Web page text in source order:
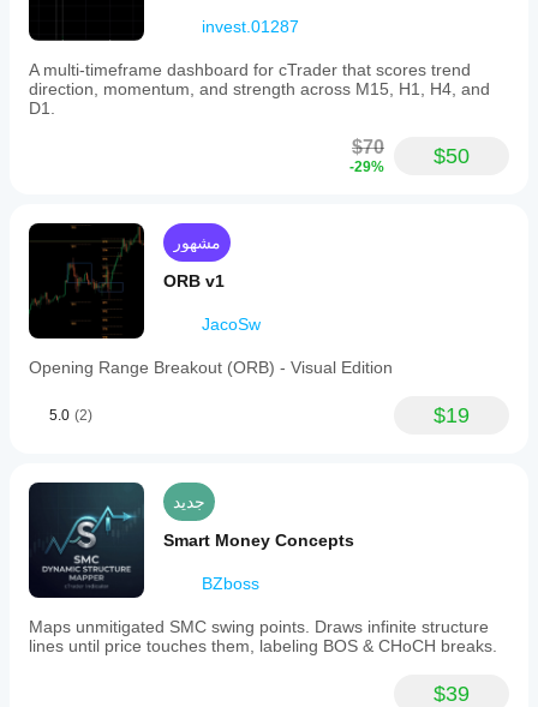
price
movements.
Traders
insight
micro
market
dynamics,
helping
to
trend
potential
phases.
particularly
effective
when
combined
with
multi-
timeframe
invest.01287
A multi-timeframe dashboard for cTrader that scores trend
direction, momentum, and strength across M15, H1, H4, and
D1.
$70
-29% $50
مشهور
ORB v1
JacoSw
Opening Range Breakout (ORB) - Visual Edition
5.0 (2) $19
جديد
Smart Money Concepts
BZboss
Maps unmitigated SMC swing points. Draws infinite structure
lines until price touches them, labeling BOS & CHoCH breaks.
$39